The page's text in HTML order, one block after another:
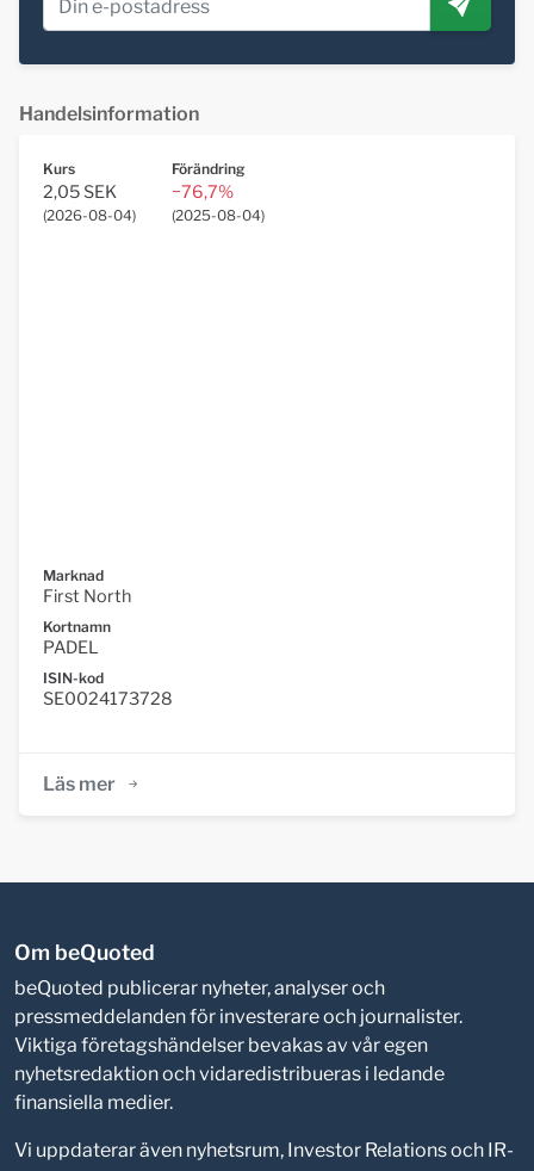
Handelsinformation
Kurs
2,05 SEK
(2026-08-04)
Förändring
−76,7%
(2025-08-04)
Marknad
First North
Kortnamn
PADEL
ISIN-kod
SE0024173728
Läs mer
Om beQuoted
beQuoted publicerar nyheter, analyser och
pressmeddelanden för investerare och journalister.
Viktiga företagshändelser bevakas av vår egen
nyhetsredaktion och vidaredistribueras i ledande
finansiella medier.
Vi uppdaterar även nyhetsrum, Investor Relations och IR-